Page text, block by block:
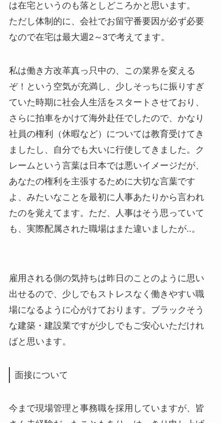
は在宅というのも落としどころかと思います。
ただし体制的に、会社でお留守番要因が必ず必要
なので在宅は最大週2～3で考えてます。
私は働き方改革真っ只中の、この業界を変える
ぞ！という空気が充満し、少しそっちに振りすぎ
ていた時期に社会人生活をスタートさせており、
さらに拍車をかけて海外赴任でしたので、かなり
社員の権利（休暇など）については教育受けてき
ましたし、自分でも大いに行使してきました。ク
レームという言葉は日本では悪いイメージだが、
あなたの権利を主張するために大切な言葉です
よ、みたいなことを最初に人事あたりから言われ
たのを覚えてます。ただ、人事はそう思っていて
も、実際配属された職場はまた違いましたが..。
雇用される側の気持ちは昨日のことのように思い
出せるので、少しでもストレスなく働きやすい職
場になるように心がけております。ブラックそう
な建築・建設業ですが少しでもご安心いただけれ
ばと思います。
面接について
今まで現場管理と事務職を採用していますが、皆